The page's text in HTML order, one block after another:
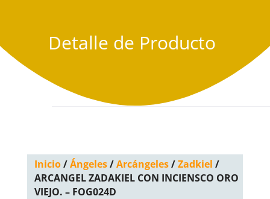
Detalle de Producto
Inicio/Ángeles/Arcángeles/Zadkiel /
ARCANGEL ZADAKIEL CON INCIENSCO ORO
VIEJO. – FOG024D